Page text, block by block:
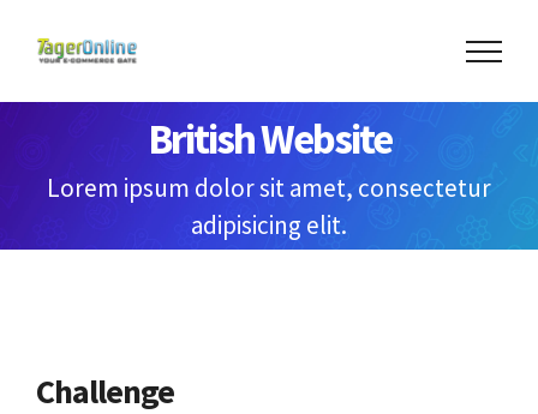
British Website
Lorem ipsum dolor sit amet, consectetur
adipisicing elit.
Challenge